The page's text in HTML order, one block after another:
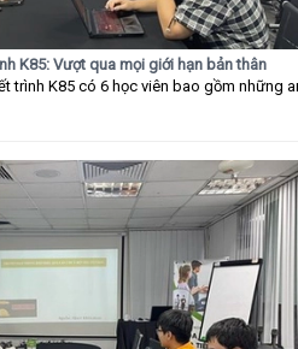
K85: Vượt qua mọi giới hạn bản thân
trình K85 có 6 học viên bao gồm những